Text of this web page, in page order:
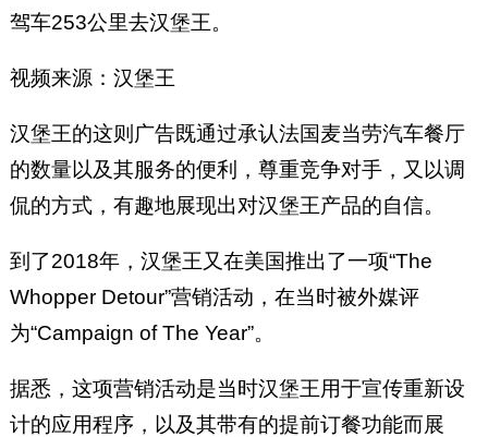
驾车253公里去汉堡王。
视频来源：汉堡王
汉堡王的这则广告既通过承认法国麦当劳汽车餐厅
的数量以及其服务的便利，尊重竞争对手，又以调
侃的方式，有趣地展现出对汉堡王产品的自信。
到了2018年，汉堡王又在美国推出了一项“The
Whopper Detour”营销活动，在当时被外媒评
为“Campaign of The Year”。
据悉，这项营销活动是当时汉堡王用于宣传重新设
计的应用程序，以及其带有的提前订餐功能而展